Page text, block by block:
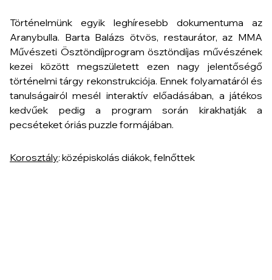
Történelmünk egyik leghíresebb dokumentuma az
Aranybulla. Barta Balázs ötvös, restaurátor, az MMA
Művészeti Ösztöndíjprogram ösztöndíjas művészének
kezei között megszületett ezen nagy jelentőségő
történelmi tárgy rekonstrukciója. Ennek folyamatáról és
tanulságairól mesél interaktív előadásában, a játékos
kedvűek pedig a program során kirakhatják a
pecséteket óriás puzzle formájában.
Korosztály: középiskolás diákok, felnőttek